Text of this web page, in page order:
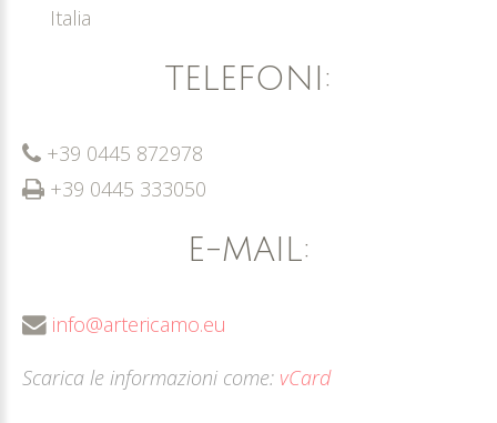
Italia
TELEFONI:
+39 0445 872978
+39 0445 333050
E-MAIL:
info@artericamo.eu
Scarica le informazioni come: vCard